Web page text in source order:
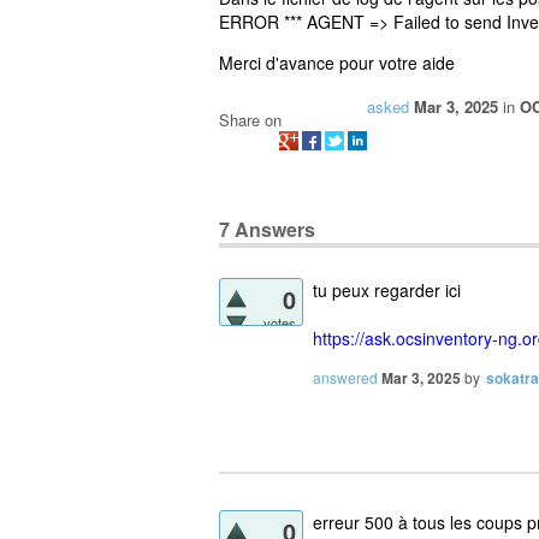
ERROR *** AGENT => Failed to send
Merci d'avance pour votre aide
asked Mar 3, 2025 in
Share on
7Answers
0
votes
tu peux regarder ici
https://ask.ocsinventory-
answered Mar 3, 2025 by sokatra
0 erreur 500 à tous les coups